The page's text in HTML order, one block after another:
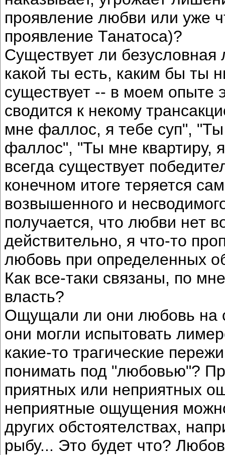
проявление любви или уже
проявление Танатоса)?
Существует ли
какой ты есть, каким бы ты
существует -- в моем опыте
сводится к некому
мне фаллос, я тебе суп",
фаллос", "Ты мне квартиру,
всегда существует
конечном итоге теряется
возвышенного и
получается, что любви нет
действительно, я что-то
любовь при определенных
Как все-таки связаны, по
власть?
Ощущали ли они любовь на
они могли испытовать
какие-то трагические
понимать под "любовью"?
приятных или неприятных
неприятные ощущения
других обстоятелствах,
рыбу... Это будет что?